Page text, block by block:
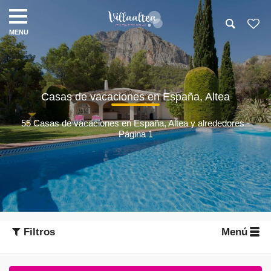
Casas de vacaciones en España, Altea
55 Casas de vacaciones en España, Altea y alrededores -
Página 1
Filtros Menú